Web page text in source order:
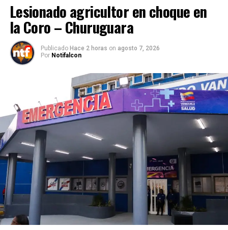
Lesionado agricultor en choque en
la Coro – Churuguara
Publicado Hace 2 horas on agosto 7, 2026
Por Notifalcon